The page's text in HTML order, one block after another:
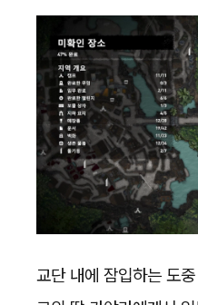
교단 내에 잠입하는 도